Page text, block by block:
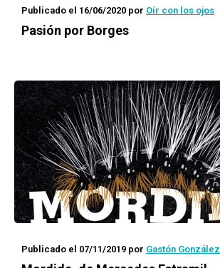
Publicado el 16/06/2020 por Oír con los ojos
Pasión por Borges
Publicado el 07/11/2019 por Gastón González